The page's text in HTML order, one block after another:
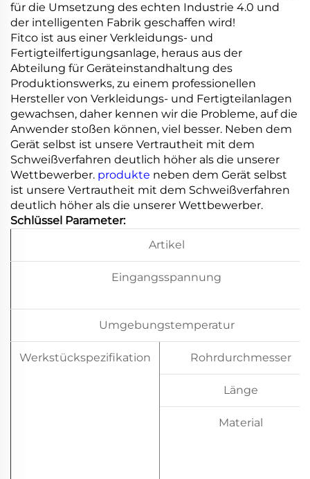
für die Umsetzung des echten Industrie 4.0 und
der intelligenten Fabrik geschaffen wird!
Fitco ist aus einer Verkleidungs- und
Fertigteilfertigungsanlage, heraus aus der
Abteilung für Geräteinstandhaltung des
Produktionswerks, zu einem professionellen
Hersteller von Verkleidungs- und Fertigteilanlagen
gewachsen, daher kennen wir die Probleme, auf die
Anwender stoßen können, viel besser. Neben dem
Gerät selbst ist unsere Vertrautheit mit dem
Schweißverfahren deutlich höher als die unserer
Wettbewerber. produkte neben dem Gerät selbst
ist unsere Vertrautheit mit dem Schweißverfahren
deutlich höher als die unserer Wettbewerber.
Schlüssel Parameter:
Artikel
Eingangsspannung
Umgebungstemperatur
Werkstückspezifikation Rohrdurchmesser
Länge
Material